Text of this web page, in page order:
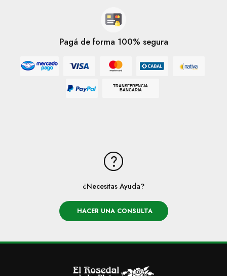
Pagá de forma 100% segura
Mercado Pago Mastercard Cabal
TRANSFERENCIA
BANCARIA
¿Necesitas Ayuda?
HACER UNA CONSULTA